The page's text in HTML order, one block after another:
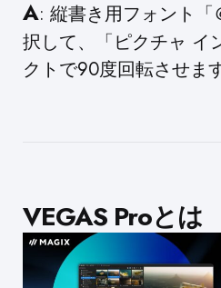
A: 縦書き用フォント
択して、「ピクチャ イ
クトで90度回転させます
VEGAS Proとは